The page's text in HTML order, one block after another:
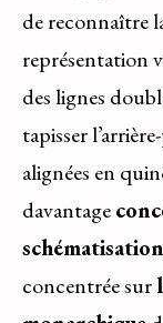
de reconnaître
représentation
des lignes
tapisser
alignées en
davantage
concentrée sur